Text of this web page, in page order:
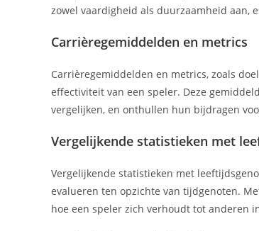
zowel vaardigheid als duurzaamheid aan,
Carrièregemiddelden en metrics
Carrièregemiddelden en metrics, zoals
effectiviteit van een speler. Deze
vergelijken, en onthullen hun bijdragen
Vergelijkende statistieken met
Vergelijkende statistieken met
evalueren ten opzichte van tijdgenoten.
hoe een speler zich verhoudt tot anderen